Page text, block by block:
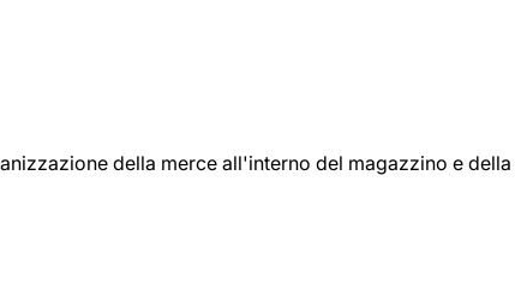
della merce all'interno del magazzino e della